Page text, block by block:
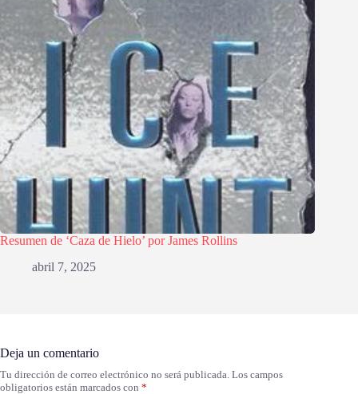
Resumen de ‘Caza de Hielo’ por James Rollins
abril 7, 2025
Deja un comentario
Tu dirección de correo electrónico no será publicada. Los campos
obligatorios están marcados con *